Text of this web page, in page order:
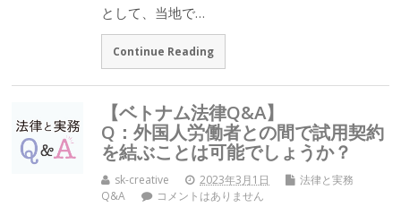
として、当地で…
Continue Reading
【ベトナム法律Q&A】
Q：外国人労働者との間で試用契約
を結ぶことは可能でしょうか？
sk-creative 2023年3月1日
法律と実務
Q&A
コメントはありません